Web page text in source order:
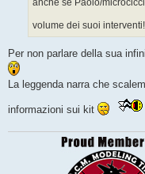
volume dei suoi interventi!
Per non parlare della sua
La leggenda narra che
informazioni sui kit